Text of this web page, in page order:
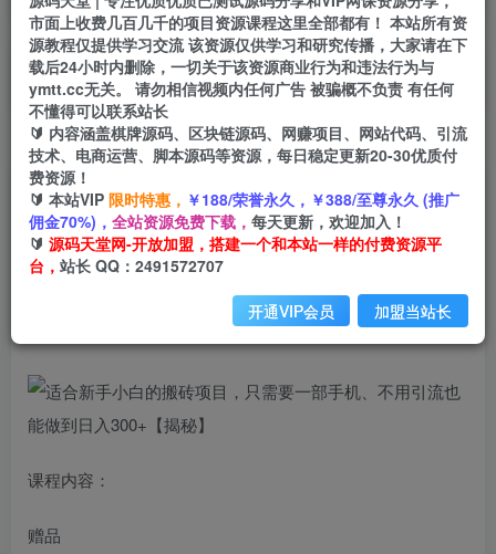
首页 创业课程 会员免费 正文
适合新手小白的搬砖项目，只需要一部手机、不用
引流也能做到日入300+【揭秘】
小码
833 101
课程内容：
赠品
市面上收费几百几千的项目资源课程这里全部都有！ 本站所有资
源教程仅提供学习交流 该资源仅供学习和研究传播，大家请在下
载后24小时内删除，一切关于该资源商业行为和违法行为与
ymtt.cc无关。 请勿相信视频内任何广告 被骗概不负责 有任何
不懂得可以联系站长
🔰 内容涵盖棋牌源码、区块链源码、网赚项目、网站代码、引流
技术、电商运营、脚本源码等资源，每日稳定更新20-30优质付
费资源！
🔰 本站VIP 限时特惠， ￥188/荣誉永久，￥388/至尊永久 (推广
佣金70%)， 全站资源免费下载， 每天更新，欢迎加入！
🔰 源码天堂网-开放加盟，搭建一个和本站一样的付费资源平
台， 站长 QQ：2491572707
开通VIP会员 加盟当站长